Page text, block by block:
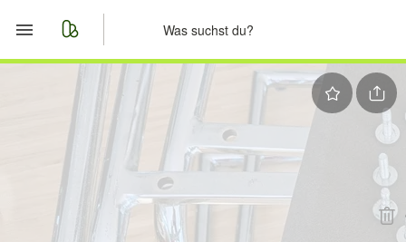
Start
Merkliste
Nachrichten
Anzeige aufgeben